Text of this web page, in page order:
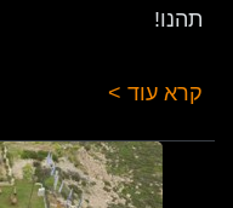
תהנו!
קרא עוד >